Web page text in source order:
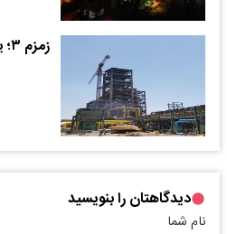
زمزم ۳؛ یک تیر و چند نشان
دیدگاهتان را بنویسید
نام شما